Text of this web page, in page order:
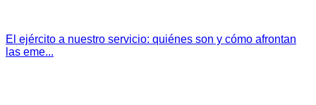
El ejército a nuestro servicio: quiénes son y cómo afrontan
las eme...